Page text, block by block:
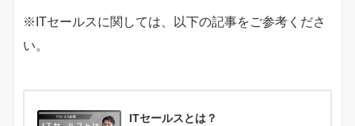
※ITセールスに関しては、以下の記事をご参考くださ
い。
ITセールスとは？